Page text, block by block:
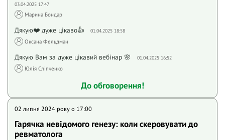
03.04.2025 17:47
Марина Бондар
Дякую❤️ дуже цікаво👍 01.04.2025 18:58
Оксана Фельдман
Дякую Вам за дуже цікавий вебінар 🌸 01.04.2025 16:52
Юлія Сліпченко
До обговорення!
02 липня 2024 року o 17:00
Гарячка невідомого генезу: коли скеровувати до
ревматолога